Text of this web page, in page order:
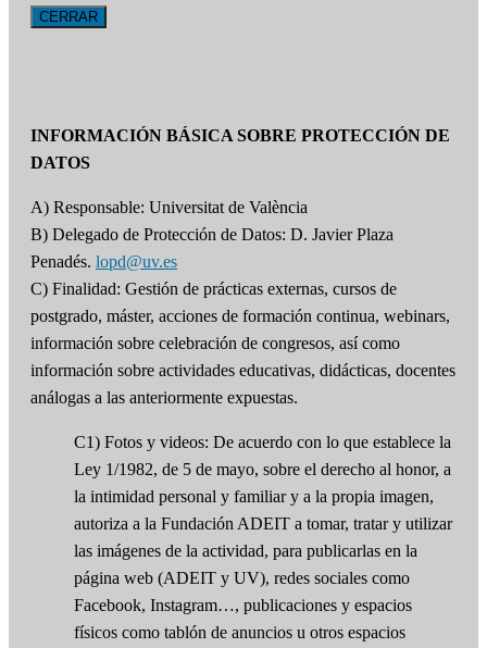
CERRAR
INFORMACIÓN BÁSICA SOBRE PROTECCIÓN DE
DATOS
A) Responsable: Universitat de València
B) Delegado de Protección de Datos: D. Javier Plaza
Penadés. lopd@uv.es
C) Finalidad: Gestión de prácticas externas, cursos de
postgrado, máster, acciones de formación continua, webinars,
información sobre celebración de congresos, así como
información sobre actividades educativas, didácticas, docentes
análogas a las anteriormente expuestas.
C1) Fotos y videos: De acuerdo con lo que establece la
Ley 1/1982, de 5 de mayo, sobre el derecho al honor, a
la intimidad personal y familiar y a la propia imagen,
autoriza a la Fundación ADEIT a tomar, tratar y utilizar
las imágenes de la actividad, para publicarlas en la
página web (ADEIT y UV), redes sociales como
Facebook, Instagram…, publicaciones y espacios
físicos como tablón de anuncios u otros espacios